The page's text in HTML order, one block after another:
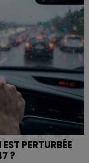
PERTURBÉE
?